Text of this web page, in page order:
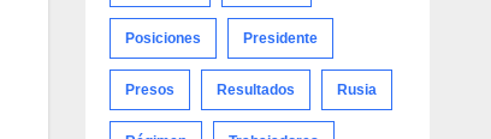
Posiciones Presidente
Presos Resultados Rusia